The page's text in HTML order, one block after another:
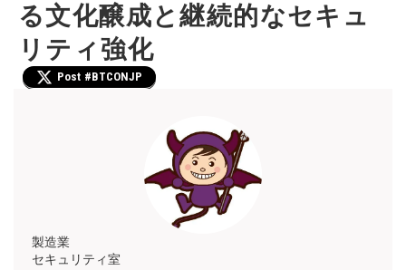
る文化醸成と継続的なセキュ
リティ強化
Post #BTCONJP
製造業
セキュリティ室